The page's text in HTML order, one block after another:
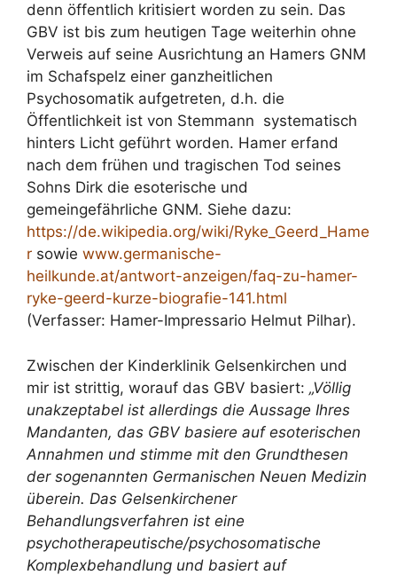
denn öffentlich kritisiert worden zu sein. Das
GBV ist bis zum heutigen Tage weiterhin ohne
Verweis auf seine Ausrichtung an Hamers GNM
im Schafspelz einer ganzheitlichen
Psychosomatik aufgetreten, d.h. die
Öffentlichkeit ist von Stemmann systematisch
hinters Licht geführt worden. Hamer erfand
nach dem frühen und tragischen Tod seines
Sohns Dirk die esoterische und
gemeingefährliche GNM. Siehe dazu:
https://de.wikipedia.org/wiki/Ryke_Geerd_Hame
r sowie www.germanische-
heilkunde.at/antwort-anzeigen/faq-zu-hamer-
ryke-geerd-kurze-biografie-141.html
(Verfasser: Hamer-Impressario Helmut Pilhar).
Zwischen der Kinderklinik Gelsenkirchen und
mir ist strittig, worauf das GBV basiert: „Völlig
unakzeptabel ist allerdings die Aussage Ihres
Mandanten, das GBV basiere auf esoterischen
Annahmen und stimme mit den Grundthesen
der sogenannten Germanischen Neuen Medizin
überein. Das Gelsenkirchener
Behandlungsverfahren ist eine
psychotherapeutische/psychosomatische
Komplexbehandlung und basiert auf